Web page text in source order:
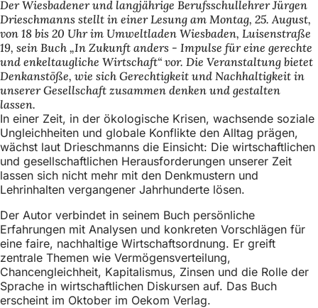
n
d
e
n
s
i
c
h
h
i
e
r
:
Der Wiesbadener und langjährige Berufsschullehrer Jürgen
Drieschmanns stellt in einer Lesung am Montag, 25. August,
von 18 bis 20 Uhr im Umweltladen Wiesbaden, Luisenstraße
19, sein Buch „In Zukunft anders - Impulse für eine gerechte
und enkeltaugliche Wirtschaft“ vor. Die Veranstaltung bietet
Denkanstöße, wie sich Gerechtigkeit und Nachhaltigkeit in
unserer Gesellschaft zusammen denken und gestalten
lassen.
In einer Zeit, in der ökologische Krisen, wachsende soziale
Ungleichheiten und globale Konflikte den Alltag prägen,
wächst laut Drieschmanns die Einsicht: Die wirtschaftlichen
und gesellschaftlichen Herausforderungen unserer Zeit
lassen sich nicht mehr mit den Denkmustern und
Lehrinhalten vergangener Jahrhunderte lösen.
Der Autor verbindet in seinem Buch persönliche
Erfahrungen mit Analysen und konkreten Vorschlägen für
eine faire, nachhaltige Wirtschaftsordnung. Er greift
zentrale Themen wie Vermögensverteilung,
Chancengleichheit, Kapitalismus, Zinsen und die Rolle der
Sprache in wirtschaftlichen Diskursen auf. Das Buch
erscheint im Oktober im Oekom Verlag.